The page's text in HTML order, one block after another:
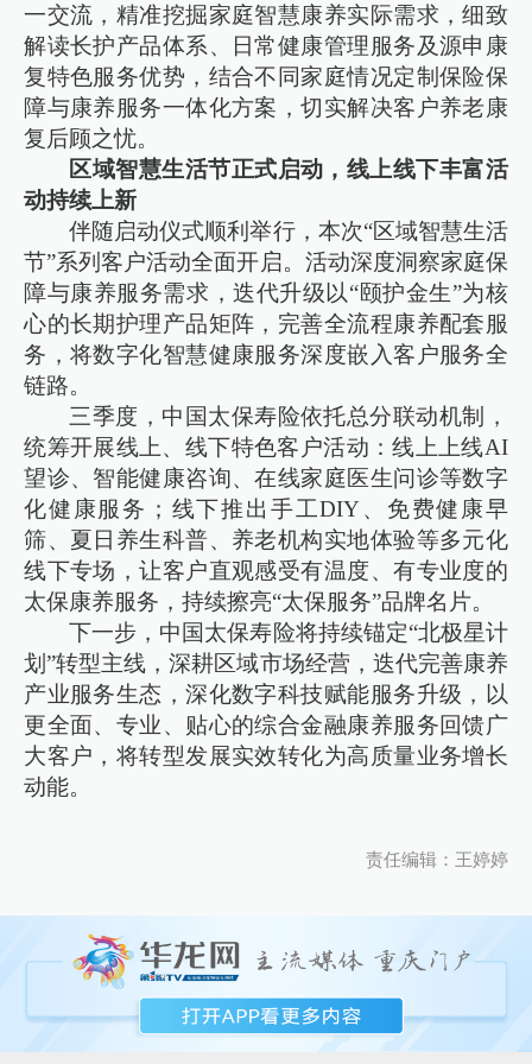
一交流，精准挖掘家庭智慧康养实际需求，细致
解读长护产品体系、日常健康管理服务及源申康
复特色服务优势，结合不同家庭情况定制保险保
障与康养服务一体化方案，切实解决客户养老康
复后顾之忧。
区域智慧生活节正式启动，线上线下丰富活
动持续上新
伴随启动仪式顺利举行，本次“区域智慧生活
节”系列客户活动全面开启。活动深度洞察家庭保
障与康养服务需求，迭代升级以“颐护金生”为核
心的长期护理产品矩阵，完善全流程康养配套服
务，将数字化智慧健康服务深度嵌入客户服务全
链路。
三季度，中国太保寿险依托总分联动机制，
统筹开展线上、线下特色客户活动：线上上线AI
望诊、智能健康咨询、在线家庭医生问诊等数字
化健康服务；线下推出手工DIY、免费健康早
筛、夏日养生科普、养老机构实地体验等多元化
线下专场，让客户直观感受有温度、有专业度的
太保康养服务，持续擦亮“太保服务”品牌名片。
下一步，中国太保寿险将持续锚定“北极星计
划”转型主线，深耕区域市场经营，迭代完善康养
产业服务生态，深化数字科技赋能服务升级，以
更全面、专业、贴心的综合金融康养服务回馈广
大客户，将转型发展实效转化为高质量业务增长
动能。
责任编辑：王婷婷